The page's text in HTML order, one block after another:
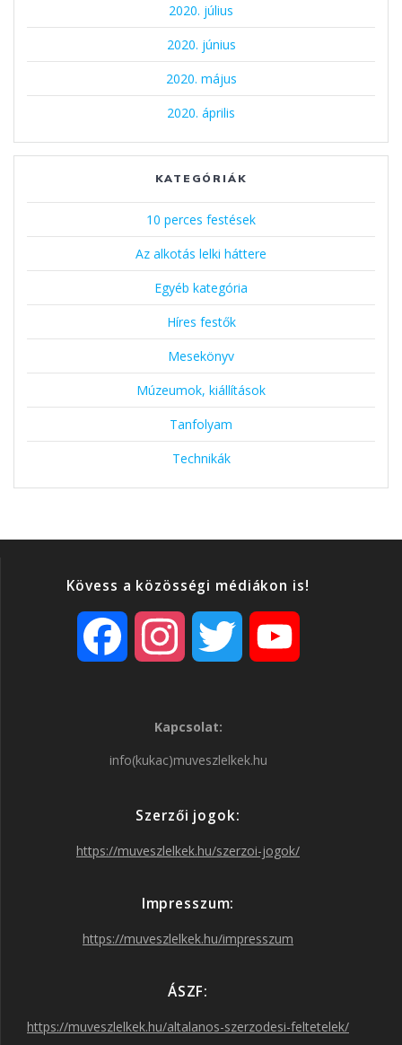
2020. július
2020. június
2020. május
2020. április
KATEGÓRIÁK
10 perces festések
Az alkotás lelki háttere
Egyéb kategória
Híres festők
Mesekönyv
Múzeumok, kiállítások
Tanfolyam
Technikák
Kövess a közösségi médiákon is!
o
s
r
a
m
r
Kapcsolat:
info(kukac)muveszlelkek.hu
Szerzői jogok:
https://muveszlelkek.hu/szerzoi-jogok/
Impresszum:
https://muveszlelkek.hu/impresszum
ÁSZF:
https://muveszlelkek.hu/altalanos-szerzodesi-feltetelek/